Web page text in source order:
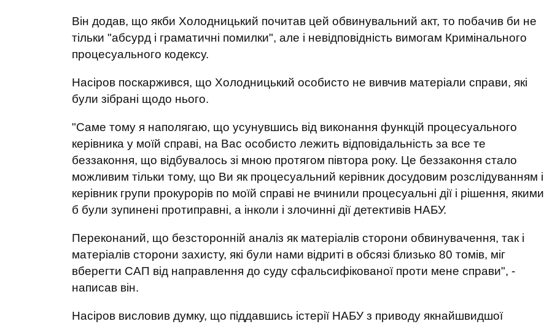
Він додав, що якби Холодницький почитав цей обвинувальний акт, то побачив би не
тільки "абсурд і граматичні помилки", але і невідповідність вимогам Кримінального
процесуального кодексу.
Насіров поскаржився, що Холодницький особисто не вивчив матеріали справи, які
були зібрані щодо нього.
"Саме тому я наполягаю, що усунувшись від виконання функцій процесуального
керівника у моїй справі, на Вас особисто лежить відповідальність за все те
беззаконня, що відбувалось зі мною протягом півтора року. Це беззаконня стало
можливим тільки тому, що Ви як процесуальний керівник досудовим розслідуванням і
керівник групи прокурорів по моїй справі не вчинили процесуальні дії і рішення, якими
б були зупинені протиправні, а інколи і злочинні дії детективів НАБУ.
Переконаний, що безсторонній аналіз як матеріалів сторони обвинувачення, так і
матеріалів сторони захисту, які були нами відриті в обсязі близько 80 томів, міг
вберегти САП від направлення до суду сфальсифікованої проти мене справи", -
написав він.
Насіров висловив думку, що піддавшись істерії НАБУ з приводу якнайшвидшої